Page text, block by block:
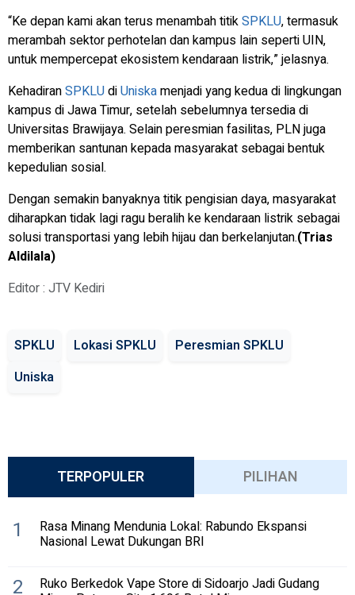
“Ke depan kami akan terus menambah titikSPKLU, termasuk
merambah sektor perhotelan dan kampus lain seperti UIN,
untuk mempercepat ekosistem kendaraan listrik,” jelasnya.
KehadiranSPKLUdiUniskamenjadi yang kedua di lingkungan
kampus di Jawa Timur, setelah sebelumnya tersedia di
Universitas Brawijaya. Selain peresmian fasilitas, PLN juga
memberikan santunan kepada masyarakat sebagai bentuk
kepedulian sosial.
Dengan semakin banyaknya titik pengisian daya, masyarakat
diharapkan tidak lagi ragu beralih ke kendaraan listrik sebagai
solusi transportasi yang lebih hijau dan berkelanjutan.(Trias
Aldilala)
Editor : JTV Kediri
SPKLU Lokasi SPKLU
Peresmian SPKLU
Uniska
TERPOPULER PILIHAN
1 Rasa Minang Mendunia Lokal: Rabundo Ekspansi
Nasional Lewat Dukungan BRI
2 Ruko Berkedok Vape Store di Sidoarjo Jadi Gudang